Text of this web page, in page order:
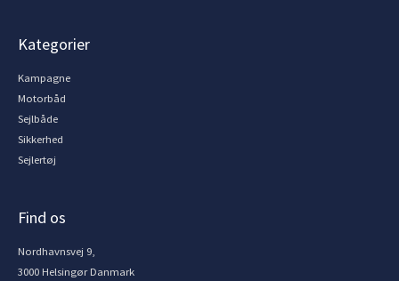
Kategorier
Kampagne
Motorbåd
Sejlbåde
Sikkerhed
Sejlertøj
Find os
Nordhavnsvej 9,
3000 Helsingør Danmark